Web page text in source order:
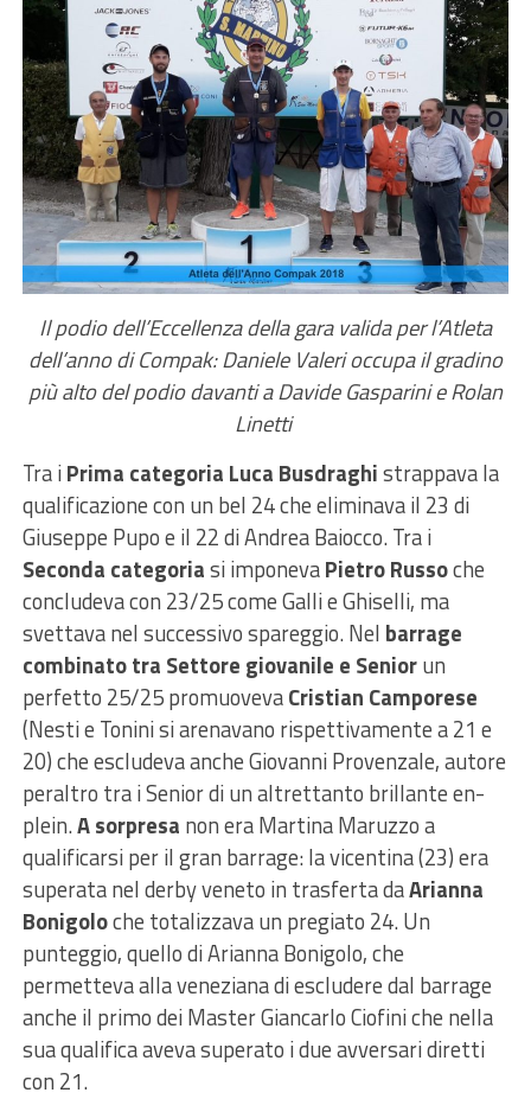
Il podio dell’Eccellenza della gara valida per l’Atleta
dell’anno di Compak: Daniele Valeri occupa il gradino
più alto del podio davanti a Davide Gasparini e Rolan
Linetti
Tra iPrima categoria Luca Busdraghistrappava la
qualificazione con un bel 24 che eliminava il 23 di
Giuseppe Pupo e il 22 di Andrea Baiocco. Tra i
Seconda categoriasi imponevaPietro Russoche
concludeva con 23/25 come Galli e Ghiselli, ma
svettava nel successivo spareggio. Nel barrage
combinato tra Settore giovanile e Seniorun
perfetto 25/25 promuovevaCristian Camporese
(Nesti e Tonini si arenavano rispettivamente a 21 e
20) che escludeva anche Giovanni Provenzale, autore
peraltro tra i Senior di un altrettanto brillante en-
plein.A sorpresa non era Martina Maruzzo a
qualificarsi per il gran barrage: la vicentina (23) era
superata nel derby veneto in trasferta daArianna
Bonigoloche totalizzava un pregiato 24. Un
punteggio, quello di Arianna Bonigolo, che
permetteva alla veneziana di escludere dal barrage
anche il primo dei Master Giancarlo Ciofini che nella
sua qualifica aveva superato i due avversari diretti
con 21.